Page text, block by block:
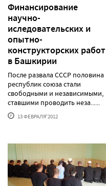
Финансирование
научно-
иследовательских и
опытно-
конструкторских работ
в Башкирии
После развала СССР половина
республик союза стали
свободными и независимыми,
ставшими проводить неза......
13 ФЕВРАЛЯ'2012